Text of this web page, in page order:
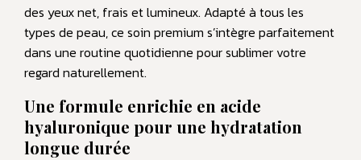
des yeux net, frais et lumineux. Adapté à tous les
types de peau, ce soin premium s’intègre parfaitement
dans une routine quotidienne pour sublimer votre
regard naturellement.
Une formule enrichie en acide
hyaluronique pour une hydratation
longue durée